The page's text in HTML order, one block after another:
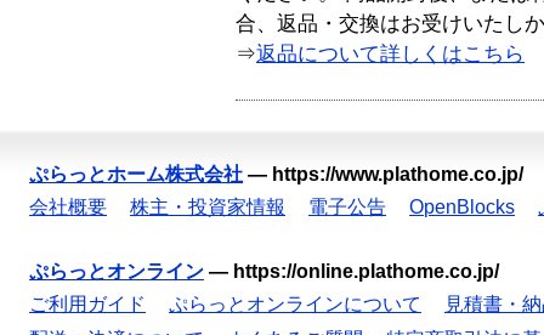
合、返品・交換はお受けいたし
⇒返品について詳しくはこちら
ぷらっとホーム株式会社 — https://www.plathome.co.jp/
会社概要
株主・投資家情報 電子公告 OpenBlocks
ぷらっとオンライン — https://online.plathome.co.jp/
ご利用ガイド
ぷらっとオンラインについて
見積書・